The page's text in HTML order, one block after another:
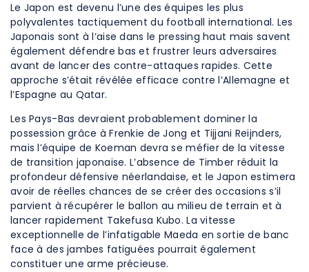
Le Japon est devenu l’une des équipes les plus
polyvalentes tactiquement du football international. Les
Japonais sont à l’aise dans le pressing haut mais savent
également défendre bas et frustrer leurs adversaires
avant de lancer des contre-attaques rapides. Cette
approche s’était révélée efficace contre l’Allemagne et
l’Espagne au Qatar.
Les Pays-Bas devraient probablement dominer la
possession grâce à Frenkie de Jong et Tijjani Reijnders,
mais l’équipe de Koeman devra se méfier de la vitesse
de transition japonaise. L’absence de Timber réduit la
profondeur défensive néerlandaise, et le Japon estimera
avoir de réelles chances de se créer des occasions s’il
parvient à récupérer le ballon au milieu de terrain et à
lancer rapidement Takefusa Kubo. La vitesse
exceptionnelle de l’infatigable Maeda en sortie de banc
face à des jambes fatiguées pourrait également
constituer une arme précieuse.